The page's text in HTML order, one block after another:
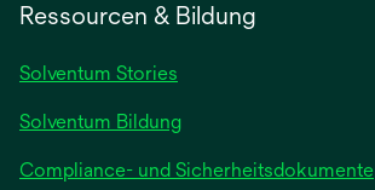
Registerkarte
Ressourcen & Bildung
Solventum Stories
Solventum Bildung
Compliance- und Sicherheitsdokumente